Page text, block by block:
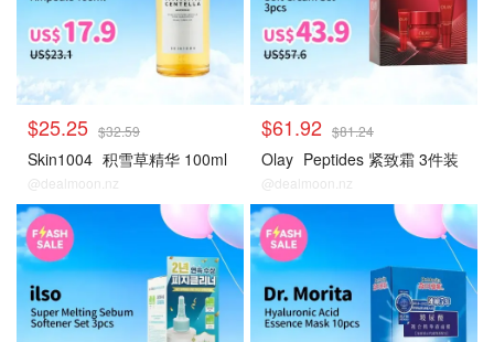
$25.25 $32.59
Skin1004 积雪草精华 100ml
@dealmoon.nz
$61.92 $81.24
Olay Peptides 紧致霜 3件装
@dealmoon.nz
大牌秒杀 大牌秒杀